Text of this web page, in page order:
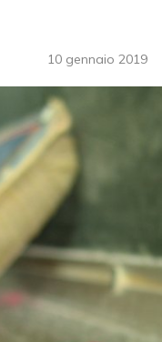
10 gennaio 2019